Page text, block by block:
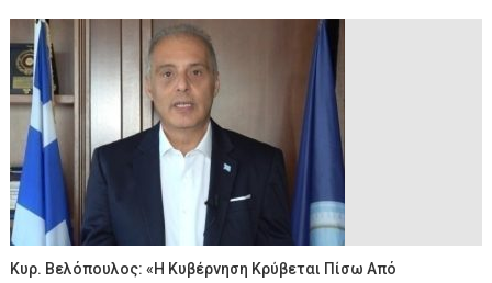
Κυρ. Βελόπουλος: «Η Κυβέρνηση Κρύβεται Πίσω Από